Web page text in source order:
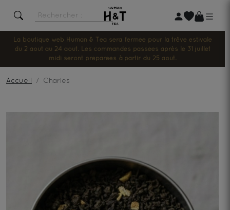
La boutique web Human & Tea sera fermée pour la trêve estivale
du 2 août au 24 août. Les commandes passées après le 31 juillet
midi seront préparées à partir du 25 août.
Accueil Charles